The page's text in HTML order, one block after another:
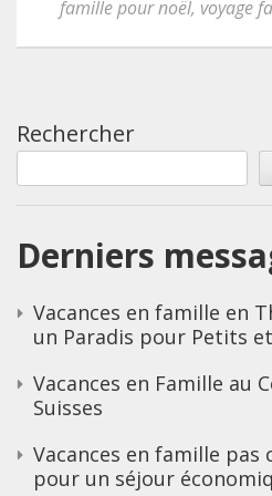
famille pour noël, voyage
Rechercher
Derniers
Vacances en famille en
un Paradis pour Petits
Vacances en Famille au
Suisses
Vacances en famille pas
pour un séjour